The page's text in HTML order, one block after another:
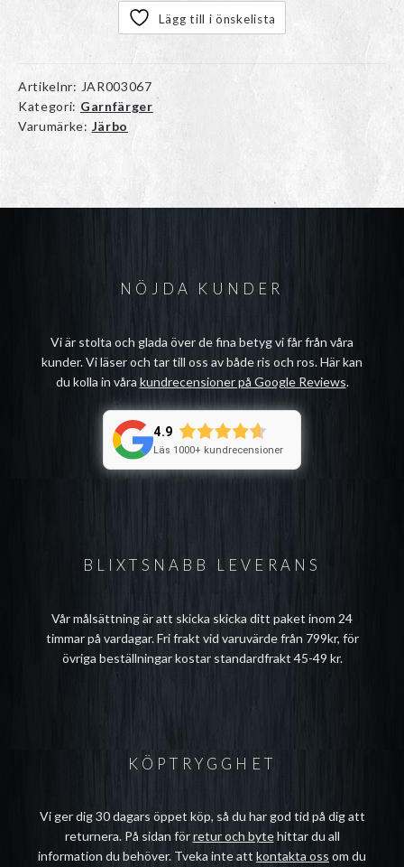
Lägg till i önskelista
Artikelnr: JAR003067
Kategori: Garnfärger
Varumärke: Järbo
BLIXTSNABB LEVERANS
Vår målsättning är att skicka skicka ditt paket inom 24
timmar på vardagar. Fri frakt vid varuvärde från 799kr, för
övriga beställningar kostar standardfrakt 45-49 kr.
NÖJDA KUNDER
Vi är stolta och glada över de fina betyg vi får från våra
kunder. Vi läser och tar till oss av både ris och ros. Här kan
du kolla in våra kundrecensioner på Google Reviews.
4.9
Läs 1000+ kundrecensioner
KÖPTRYGGHET
Vi ger dig 30 dagars öppet köp, så du har god tid på dig att
returnera. På sidan förretur och bytehittar du all
information du behöver. Tveka inte att kontakta oss om du